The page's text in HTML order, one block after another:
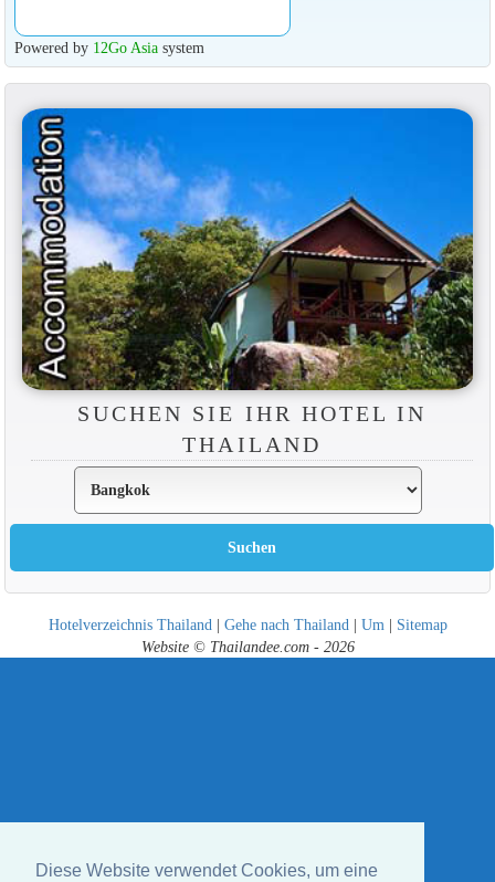
Diese Website verwendet Cookies, um eine
Powered by 12Go Asiasystem
SUCHEN SIE IHR HOTEL IN
THAILAND
Hotelverzeichnis Thailand| Gehe nach Thailand| Um| Sitemap
Website © Thailandee.com - 2026